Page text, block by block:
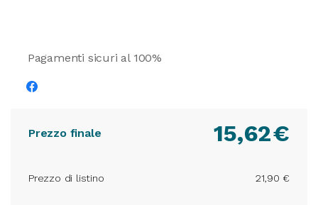
Pagamenti sicuri al 100%
Prezzo finale €
15,62
Prezzo di listino 21,90 €